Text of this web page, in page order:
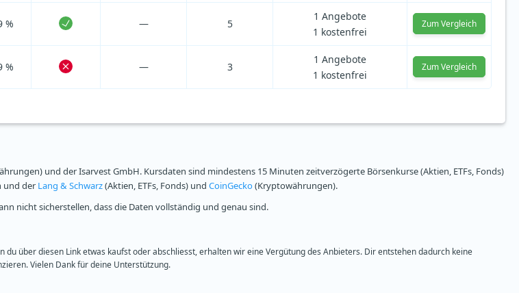
% — 5
1 Angebote
1 kostenfrei
Zum Vergleich
% — 3
1 Angebote
1 kostenfrei
Zum Vergleich
und der Isarvest GmbH. Kursdaten sind mindestens 15 Minuten zeitverzögerte Börsenkurse (Aktien, ETFs, Fonds)
und der Lang & Schwarz(Aktien, ETFs, Fonds) und CoinGecko(Kryptowährungen).
nicht sicherstellen, dass die Daten vollständig und genau sind.
über diesen Link etwas kaufst oder abschliesst, erhalten wir eine Vergütung des Anbieters. Dir entstehen dadurch keine
Vielen Dank für deine Unterstützung.